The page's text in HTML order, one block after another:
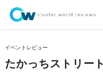
イベントレビュー
たかっちストリー